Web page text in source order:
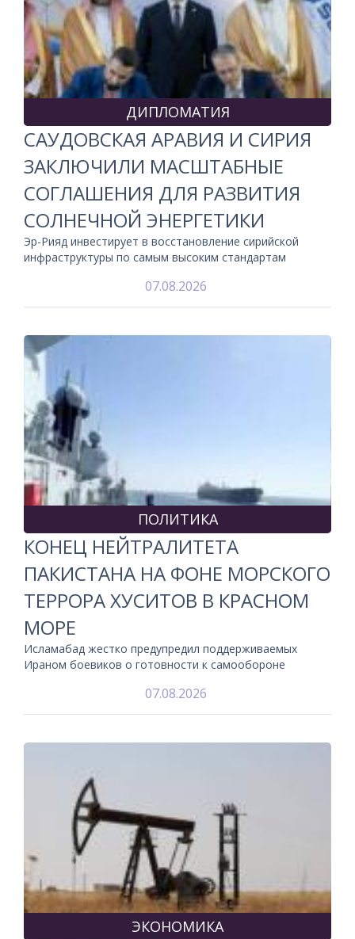
ДИПЛОМАТИЯ
САУДОВСКАЯ АРАВИЯ И СИРИЯ
ЗАКЛЮЧИЛИ МАСШТАБНЫЕ
СОГЛАШЕНИЯ ДЛЯ РАЗВИТИЯ
СОЛНЕЧНОЙ ЭНЕРГЕТИКИ
Эр-Рияд инвестирует в восстановление сирийской
инфраструктуры по самым высоким стандартам
07.08.2026
ПОЛИТИКА
КОНЕЦ НЕЙТРАЛИТЕТА
ПАКИСТАНА НА ФОНЕ МОРСКОГО
ТЕРРОРА ХУСИТОВ В КРАСНОМ
МОРЕ
Исламабад жестко предупредил поддерживаемых
Ираном боевиков о готовности к самообороне
07.08.2026
ЭКОНОМИКА